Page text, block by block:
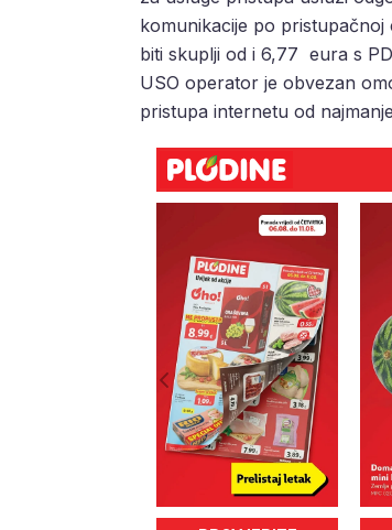
komunikacije po pristupačnoj
biti skuplji od i 6,77 eura s
USO operator je obvezan
pristupa internetu od